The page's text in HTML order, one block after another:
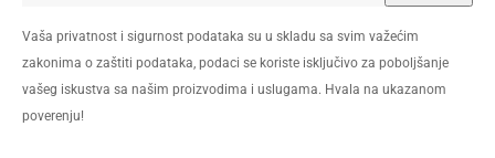
Vaša privatnost i sigurnost podataka su u skladu sa svim važećim
zakonima o zaštiti podataka, podaci se koriste isključivo za poboljšanje
vašeg iskustva sa našim proizvodima i uslugama. Hvala na ukazanom
poverenju!